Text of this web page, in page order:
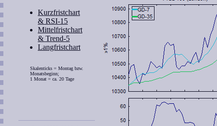
Kurzfristchart
& RSI-15
Mittelfristchart
& Trend-5
Langfristchart
Skalenticks = Montag bzw.
Monatsbeginn;
1 Monat = ca. 20 Tage